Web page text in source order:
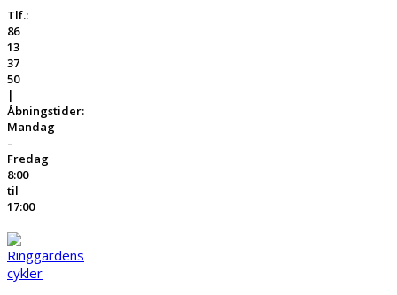
Tlf.:
86
13
37
50
|
Åbningstider:
Mandag
–
Fredag
8:00
til
17:00